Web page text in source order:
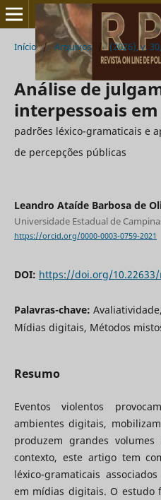
Início / Arquivos / (2026), v.
Análise de
interpessoais
padrões léxico-gramaticais e
de percepções públicas
Leandro Ataíde Barbosa de
Universidade Estadual de
https://orcid.org/0000-0003-0759-2021
DOI: https://doi.org/10.22633/
Palavras-chave:
Mídias digitais, Métodos
Resumo
Eventos violentos
ambientes digitais,
produzem grandes
contexto, este artigo tem
léxico-gramaticais
em mídias digitais. O estudo